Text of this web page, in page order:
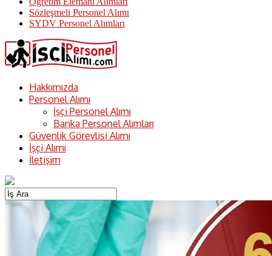
Sözleşmeli Personel Alımı
SYDV Personel Alımları
Hakkımızda
Personel Alımı
İşçi Personel Alımı
Banka Personel Alımları
Güvenlik Görevlisi Alımı
İşçi Alımı
İletişim